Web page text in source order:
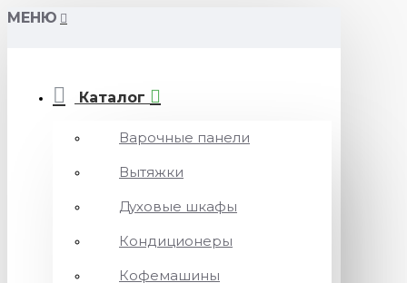
МЕНЮ
Каталог
Варочные панели
Вытяжки
Духовые шкафы
Кондиционеры
Кофемашины